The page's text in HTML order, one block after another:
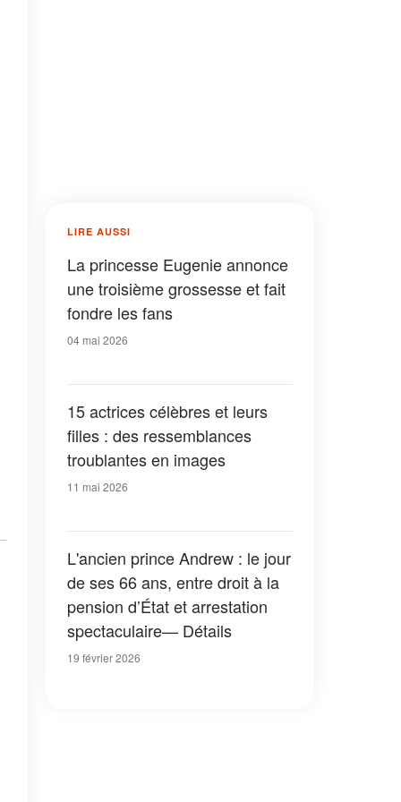
LIRE AUSSI
La princesse Eugenie annonce
une troisième grossesse et fait
fondre les fans
04 mai 2026
15 actrices célèbres et leurs
filles : des ressemblances
troublantes en images
11 mai 2026
L'ancien prince Andrew : le jour
de ses 66 ans, entre droit à la
pension d’État et arrestation
spectaculaire— Détails
19 février 2026